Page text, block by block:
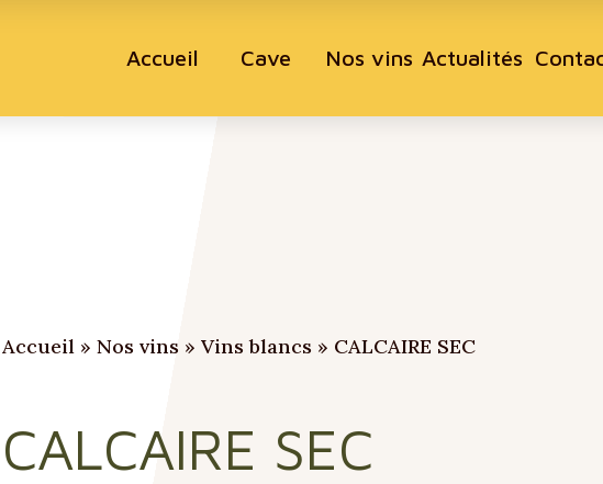
Accueil Cave Nos vins Actualités
Accueil» Nos vins» Vins blancs » CALCAIRE SEC
CALCAIRE SEC